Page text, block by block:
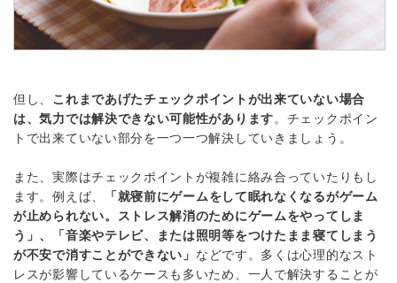
但し、 これまであげたチェックポイントが出来ていない場合
は、気力では解決できない可能性があります。チェックポイン
トで出来ていない部分を一つ一つ解決していきましょう。
また、実際はチェックポイントが複雑に絡み合っていたりもし
ます。例えば、
「就寝前にゲームをして眠れなくなるがゲーム
が止められない。ストレス解消のためにゲームをやってしま
う」、「音楽やテレビ、または照明等をつけたまま寝てしまう
が不安で消すことができない」 などです。多くは心理的なスト
レスが影響しているケースも多いため、一人で解決することが